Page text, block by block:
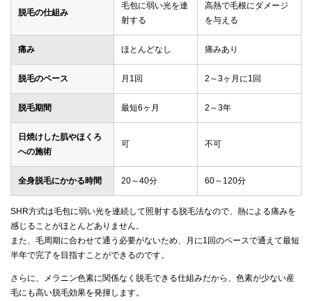
脱毛の仕組み
毛包に弱い光を連
射する
高熱で毛根にダメージ
を与える
痛み ほとんどなし 痛みあり
脱毛のペース 月1回 2～3ヶ月に1回
脱毛期間 最短6ヶ月 2～3年
日焼けした肌やほくろ
への施術
可 不可
全身脱毛にかかる時間 20～40分 60～120分
SHR方式は毛包に弱い光を連続して照射する脱毛法なので、熱による痛みを
感じることがほとんどありません。
また、毛周期に合わせて通う必要がないため、月に1回のペースで通えて最短
半年で完了を目指すことができるのです。
さらに、メラニン色素に関係なく脱毛できる仕組みだから、色素が少ない産
毛にも高い脱毛効果を発揮します。